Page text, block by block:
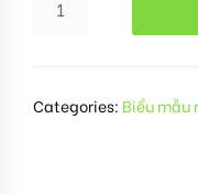
Categories: Biểu mẫu